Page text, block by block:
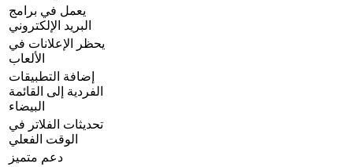
يعمل في برامج
البريد الإلكتروني
يحظر الإعلانات في
الألعاب
إضافة التطبيقات
الفردية إلى القائمة
البيضاء
تحديثات الفلاتر في
الوقت الفعلي
دعم متميز